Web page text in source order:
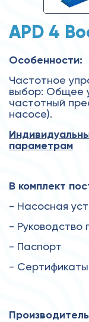
APD 4
Особенности:
Частотное
выбор: Общее
частотный
насосе).
параметрам
В комплект
- Насосная
- Руководство
- Паспорт
- Сертификаты